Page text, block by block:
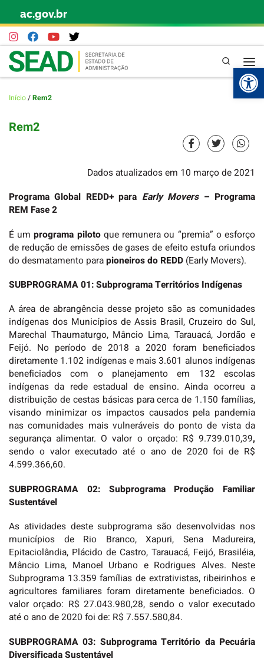
Skip to content
ac.gov.br
Pesquisa
Início/Rem2
Rem2
Dados atualizados em 10 março de 2021
Programa Global REDD+ para Early Movers – Programa
REM Fase 2
É umprograma piloto que remunera ou “premia” o esforço
de redução de emissões de gases de efeito estufa oriundos
do desmatamento parapioneiros do REDD (Early Movers).
SUBPROGRAMA 01: Subprograma Territórios Indígenas
A área de abrangência desse projeto são as comunidades
indígenas dos Municípios de Assis Brasil, Cruzeiro do Sul,
Marechal Thaumaturgo, Mâncio Lima, Tarauacá, Jordão e
Feijó. No período de 2018 a 2020 foram beneficiados
diretamente 1.102 indígenas e mais 3.601 alunos indígenas
beneficiados com o planejamento em 132 escolas
indígenas da rede estadual de ensino. Ainda ocorreu a
distribuição de cestas básicas para cerca de 1.150 famílias,
visando minimizar os impactos causados pela pandemia
nas comunidades mais vulneráveis do ponto de vista da
segurança alimentar. O valor o orçado: R$ 9.739.010,39,
sendo o valor executado até o ano de 2020 foi de R$
4.599.366,60.
SUBPROGRAMA 02: Subprograma Produção Familiar
Sustentável
As atividades deste subprograma são desenvolvidas nos
municípios de Rio Branco, Xapuri, Sena Madureira,
Epitaciolândia, Plácido de Castro, Tarauacá, Feijó, Brasiléia,
Mâncio Lima, Manoel Urbano e Rodrigues Alves. Neste
Subprograma 13.359 famílias de extrativistas, ribeirinhos e
agricultores familiares foram diretamente beneficiados. O
valor orçado: R$ 27.043.980,28, sendo o valor executado
até o ano de 2020 foi de: R$ 7.557.580,84.
SUBPROGRAMA 03: Subprograma Território da Pecuária
Diversificada Sustentável